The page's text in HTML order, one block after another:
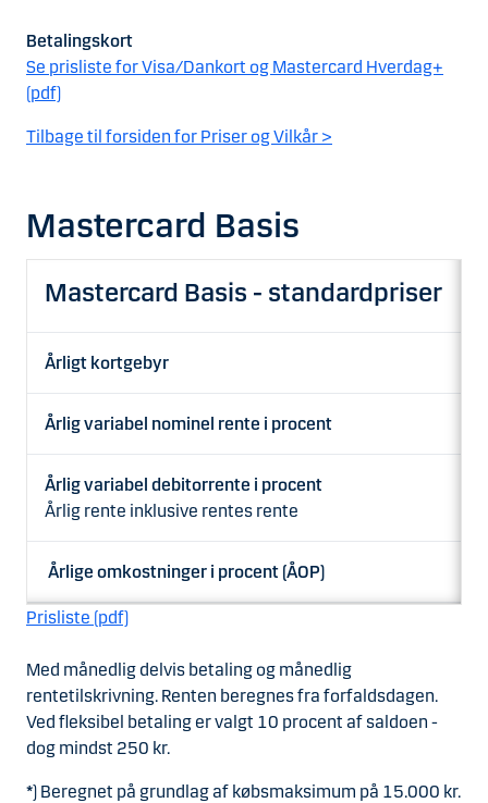
Betalingskort
Se prisliste for Visa/Dankort og Mastercard Hverdag+
(pdf)
Tilbage til forsiden for Priser og Vilkår >
Mastercard Basis
Mastercard Basis - standardpriser
Årligt kortgebyr
Årlig variabel nominel rente i procent
Årlig variabel debitorrente i procent
Årlig rente inklusive rentes rente
Årlige omkostninger i procent (ÅOP)
Prisliste (pdf)
Med månedlig delvis betaling og månedlig
rentetilskrivning. Renten beregnes fra forfaldsdagen.
Ved fleksibel betaling er valgt 10 procent af saldoen -
dog mindst 250 kr.
*) Beregnet på grundlag af købsmaksimum på 15.000 kr.